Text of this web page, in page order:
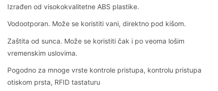
Izrađen od visokokvalitetne ABS plastike.
Vodootporan. Može se koristiti vani, direktno pod kišom.
Zaštita od sunca. Može se koristiti čak i po veoma lošim
vremenskim uslovima.
Pogodno za mnoge vrste kontrole pristupa, kontrolu pristupa
otiskom prsta, RFID tastaturu